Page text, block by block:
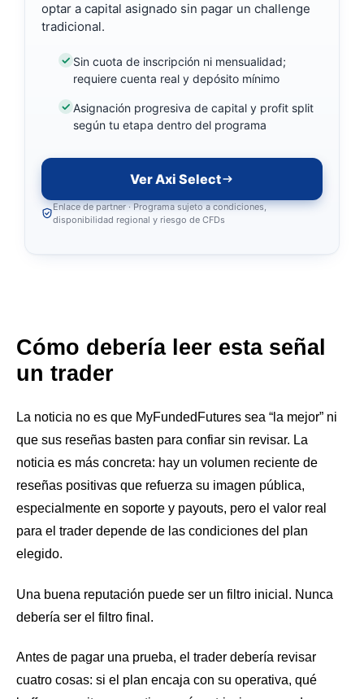
optar a capital asignado sin pagar un challenge
tradicional.
Sin cuota de inscripción ni mensualidad;
requiere cuenta real y depósito mínimo
Asignación progresiva de capital y profit split
según tu etapa dentro del programa
Ver Axi Select
Enlace de partner · Programa sujeto a condiciones,
disponibilidad regional y riesgo de CFDs
Cómo debería leer esta señal
un trader
La noticia no es que MyFundedFutures sea “la mejor” ni
que sus reseñas basten para confiar sin revisar. La
noticia es más concreta: hay un volumen reciente de
reseñas positivas que refuerza su imagen pública,
especialmente en soporte y payouts, pero el valor real
para el trader depende de las condiciones del plan
elegido.
Una buena reputación puede ser un filtro inicial. Nunca
debería ser el filtro final.
Antes de pagar una prueba, el trader debería revisar
cuatro cosas: si el plan encaja con su operativa, qué